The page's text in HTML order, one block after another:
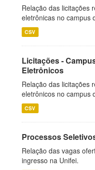
Relação das licitações
eletrônicas no campus
CSV
Licitações -
Eletrônicos
Relação das licitações
eletrônicos no campus
CSV
Processos
Relação das vagas
ingresso na Unifei.